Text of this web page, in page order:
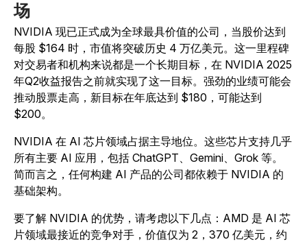
场
NVIDIA 现已正式成为全球最具价值的公司，当股价达到
每股 $164 时，市值将突破历史 4 万亿美元。这一里程碑
对交易者和机构来说都是一个长期目标，在 NVIDIA 2025
年Q2收益报告之前就实现了这一目标。强劲的业绩可能会
推动股票走高，新目标在年底达到 $180，可能达到
$200。
NVIDIA 在 AI 芯片领域占据主导地位。这些芯片支持几乎
所有主要 AI 应用，包括 ChatGPT、Gemini、Grok 等。
简而言之，任何构建 AI 产品的公司都依赖于 NVIDIA 的
基础架构。
要了解 NVIDIA 的优势，请考虑以下几点：AMD 是 AI 芯
片领域最接近的竞争对手，价值仅为 2，370 亿美元，约